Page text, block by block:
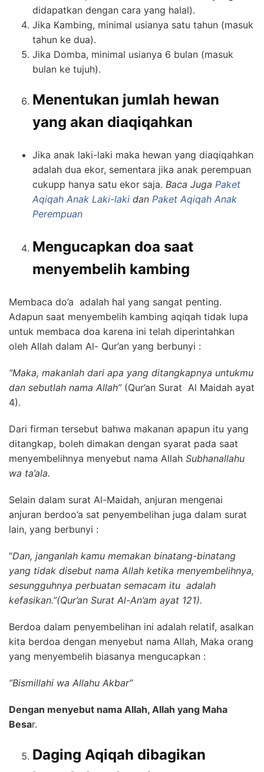
didapatkan dengan cara yang halal).
Jika Kambing, minimal usianya satu tahun (masuk
tahun ke dua).
Jika Domba, minimal usianya 6 bulan (masuk
bulan ke tujuh).
Menentukan jumlah hewan
yang akan diaqiqahkan
Jika anak laki-laki maka hewan yang diaqiqahkan
adalah dua ekor, sementara jika anak perempuan
cukupp hanya satu ekor saja. Baca Juga Paket
Aqiqah Anak Laki-laki dan Paket Aqiqah Anak
Perempuan
Mengucapkan doa saat
menyembelih kambing
Membaca do’a adalah hal yang sangat penting.
Adapun saat menyembelih kambing aqiqah tidak lupa
untuk membaca doa karena ini telah diperintahkan
oleh Allah dalam Al- Qur’an yang berbunyi :
“Maka, makanlah dari apa yang ditangkapnya untukmu
dan sebutlah nama Allah”(Qur’an Surat Al Maidah ayat
4).
Dari firman tersebut bahwa makanan apapun itu yang
ditangkap, boleh dimakan dengan syarat pada saat
menyembelihnya menyebut nama Allah Subhanallahu
wa ta’ala.
Selain dalam surat Al-Maidah, anjuran mengenai
anjuran berdoo’a sat penyembelihan juga dalam surat
lain, yang berbunyi :
“Dan, janganlah kamu memakan binatang-binatang
yang tidak disebut nama Allah ketika menyembelihnya,
sesungguhnya perbuatan semacam itu adalah
kefasikan.”(Qur’an Surat Al-An’am ayat 121).
Berdoa dalam penyembelihan ini adalah relatif, asalkan
kita berdoa dengan menyebut nama Allah, Maka orang
yang menyembelih biasanya mengucapkan :
“Bismillahi wa Allahu Akbar”
Dengan menyebut nama Allah, Allah yang Maha
Besar.
Daging Aqiqah dibagikan